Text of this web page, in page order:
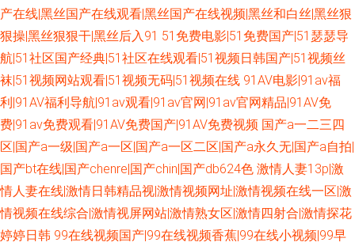
产在线|黑丝国产在线观看|黑丝国产在线视频|黑丝和白丝|黑丝狠
狠操|黑丝狠狠干|黑丝后入91 51免费电影|51免费国产|51瑟瑟导
航|51社区国产经典|51社区在线观看|51视频日韩国产|51视频丝
袜|51视频网站观看|51视频无码|51视频在线 91AV电影|91av福
利|91AV福利导航|91av观看|91av官网|91av官网精品|91AV免
费|91av免费观看|91AV免费国产|91AV免费视频 国产a一二三四
区|国产a一级|国产a一区|国产a一区二区|国产a永久无|国产a自拍|
国产bt在线|国产chenre|国产chin|国产db624色 激情人妻13p|激
情人妻在线|激情日韩精品视|激情视频网址|激情视频在线一区|激
情视频在线综合|激情视屏网站|激情熟女区|激情四射合|激情探花
婷婷日韩 99在线视频国产|99在线视频香蕉|99在线小视频|99早